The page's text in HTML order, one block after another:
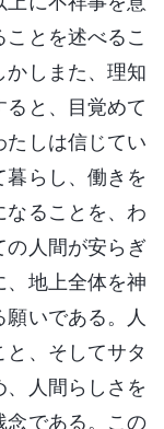
とを述べるこ
かしまた、理知
と、目覚めて
たしは信じてい
暮らし、働きを
なることを、わ
の人間が安らぎ
、地上全体を神
いである。人
、そしてサタ
、人間らしさを
念である。この